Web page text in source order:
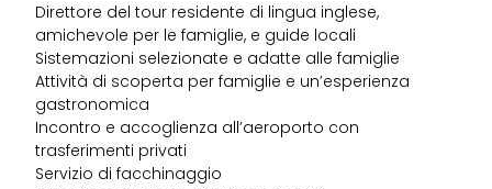
Direttore del tour residente di lingua inglese,
amichevole per le famiglie, e guide locali
Sistemazioni selezionate e adatte alle famiglie
Attività di scoperta per famiglie e un’esperienza
gastronomica
Incontro e accoglienza all’aeroporto con
trasferimenti privati
Servizio di facchinaggio